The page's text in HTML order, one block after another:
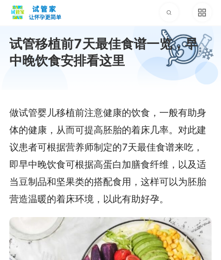
试管移植前7天最佳食谱一览，早
中晚饮食安排看这里
做试管婴儿移植前注意健康的饮食，一般有助身
体的健康，从而可提高胚胎的着床几率。对此建
议患者可根据营养师制定的7天最佳食谱来吃，
即早中晚饮食可根据高蛋白加膳食纤维，以及适
当豆制品和坚果类的搭配食用，这样可以为胚胎
营造温暖的着床环境，以此有助好孕。